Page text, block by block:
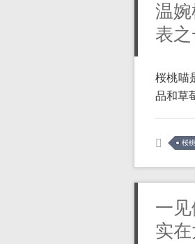
温
表
桜桃喵
品和草
桜
一
实